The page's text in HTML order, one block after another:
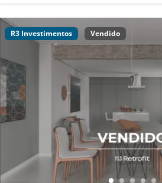
R3 Investimentos Vendido